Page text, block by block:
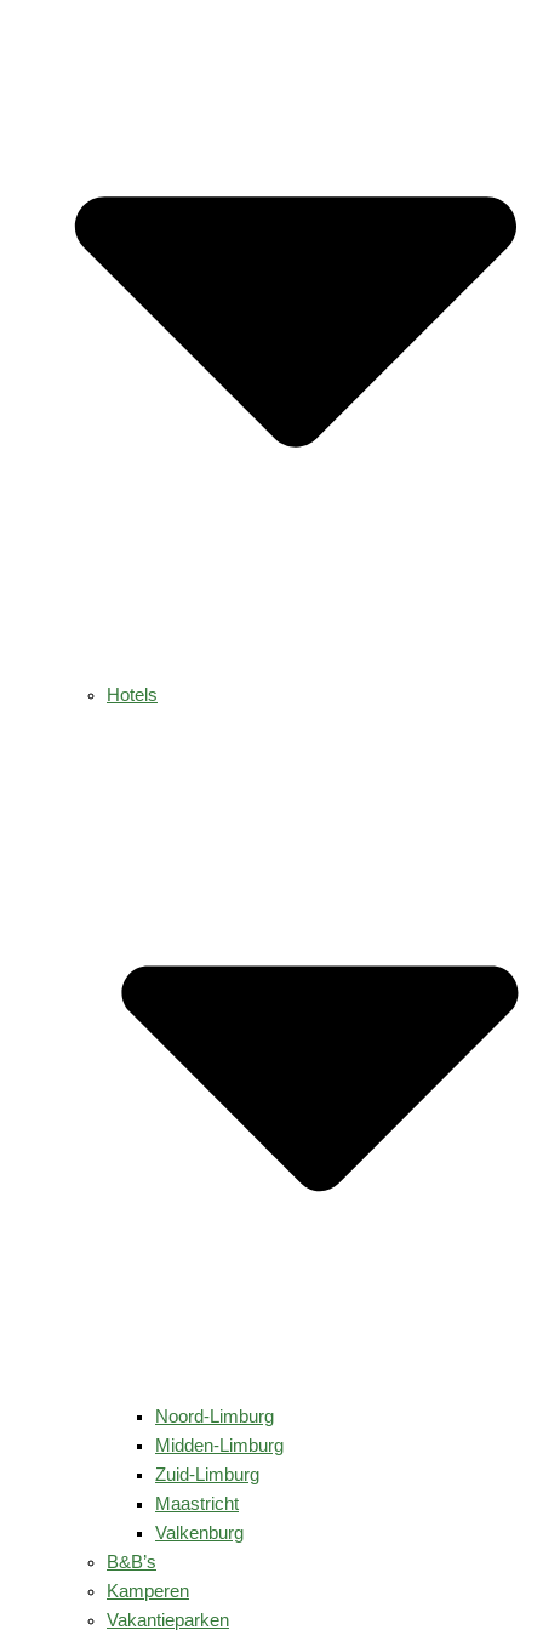
Hotels
Noord-Limburg
Midden-Limburg
Zuid-Limburg
Maastricht
Valkenburg
B&B’s
Kamperen
Vakantieparken